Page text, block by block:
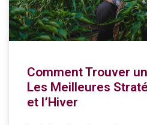
Comment Trouver
Les Meilleures
et l’Hiver